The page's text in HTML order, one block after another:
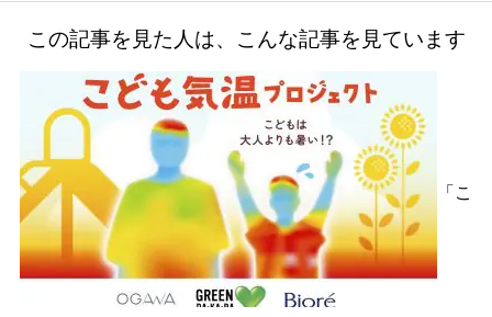
o
o
この記事を見た人は、こんな記事を見ています
「こ